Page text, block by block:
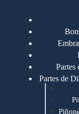
Partes
Partes de